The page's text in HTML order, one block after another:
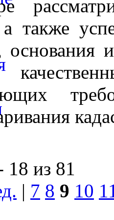
также
основания
18 из 81
| 7 8 9 10